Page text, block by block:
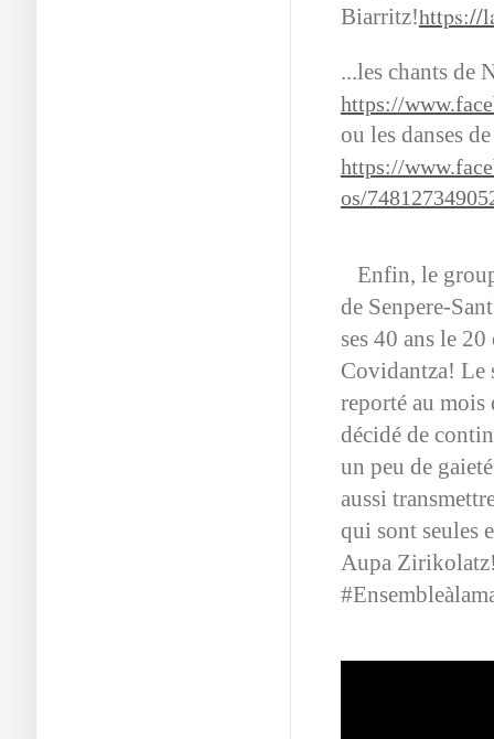
Biarritz!https://
...les chants de
https://
ou les danses
https://
os/
Enfin, le
de Senpere-
ses 40 ans le
Covidantza! Le
reporté au mois
décidé de
un peu de
aussi
qui sont seules
Aupa